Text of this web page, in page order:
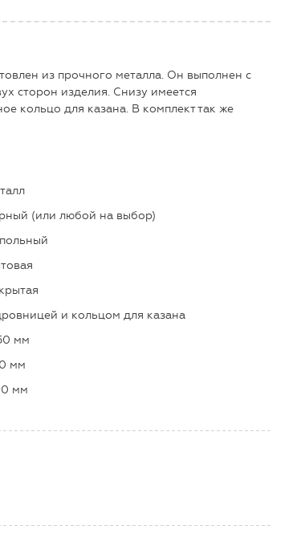
из прочного металла. Он выполнен с
сторон изделия. Снизу имеется
кольцо для казана. В комплект так же
(или любой на выбор)
и кольцом для казана
мм
мм
мм